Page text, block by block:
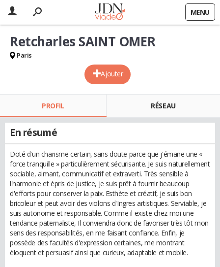
MENU
Ajouter
Retcharles SAINT OMER
Paris
PROFIL RÉSEAU
En résumé
Doté d'un charisme certain, sans doute parce que j'émane une «
force tranquille » particulièrement sécurisante. Je suis naturellement
sociable, aimant, communicatif et extraverti. Très sensible à
l'harmonie et épris de justice, je suis prêt à fournir beaucoup
d'efforts pour conserver la paix. Esthète et créatif, je suis bon
bricoleur et peut avoir des violons d'Ingres artistiques. Serviable, je
suis autonome et responsable. Comme il existe chez moi une
tendance paternaliste, Il conviendra donc de favoriser très tôt mon
sens des responsabilités, en me faisant confiance. Enfin, je
possède des facultés d'expression certaines, me montrant
éloquent et persuasif ainsi que curieux, adaptable et mobile.